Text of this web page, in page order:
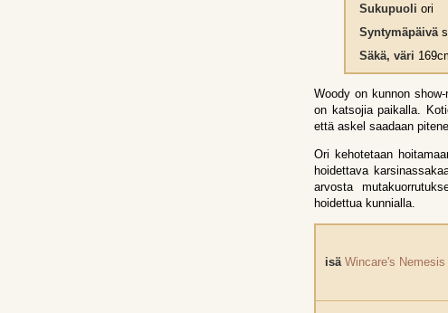
Sukupuoli ori
Syntymäpäivä
Säkä, väri
Woody on kunnon
on katsojia paikalla.
että askel saadaan
Ori kehotetaan
hoidettava
arvosta
hoidettua kunnialla.
isä Wincare's Nemesis